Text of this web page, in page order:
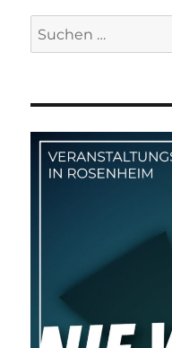
Suchen
nach: